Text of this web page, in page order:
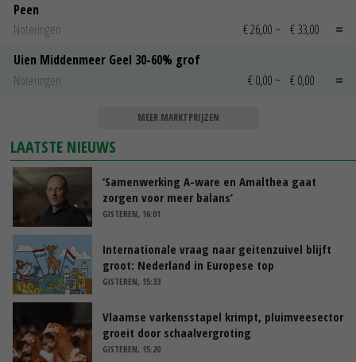
Peen
Noteringen
€ 26,00 ~ € 33,00
Uien Middenmeer Geel 30-60% grof
Noteringen
€ 0,00 ~ € 0,00
MEER MARKTPRIJZEN
LAATSTE NIEUWS
‘Samenwerking A-ware en Amalthea gaat
zorgen voor meer balans’
GISTEREN, 16:01
Internationale vraag naar geitenzuivel blijft
groot: Nederland in Europese top
GISTEREN, 15:33
Vlaamse varkensstapel krimpt, pluimveesector
groeit door schaalvergroting
GISTEREN, 15:20